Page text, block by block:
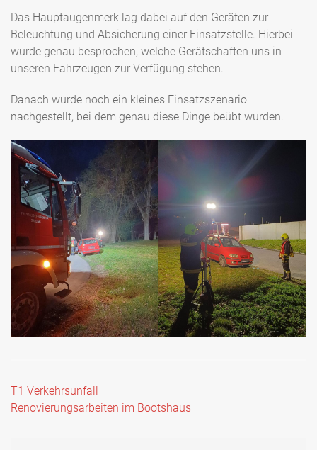
Das Hauptaugenmerk lag dabei auf den Geräten zur
Beleuchtung und Absicherung einer Einsatzstelle. Hierbei
wurde genau besprochen, welche Gerätschaften uns in
unseren Fahrzeugen zur Verfügung stehen.
Danach wurde noch ein kleines Einsatzszenario
nachgestellt, bei dem genau diese Dinge beübt wurden.
Beitragsnavigation
T1 Verkehrsunfall
Renovierungsarbeiten im Bootshaus